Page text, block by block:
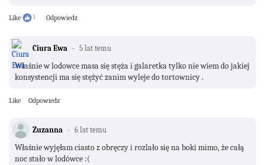
Like 1 Odpowiedz
Ciura Ewa 5 lat temu
Właśnie w lodowce masa się stęża i galaretka tylko nie wiem do jakiej
konsystencji ma się stężyć zanim wyleje do tortownicy .
Like Odpowiedz
Zuzanna 6 lat temu
Właśnie wyjęłam ciasto z obręczy i rozlało się na boki mimo, że całą
noc stało w lodówce :(